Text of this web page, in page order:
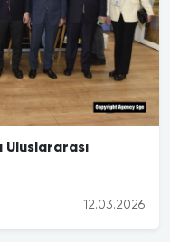
Uluslararası
12.03.2026